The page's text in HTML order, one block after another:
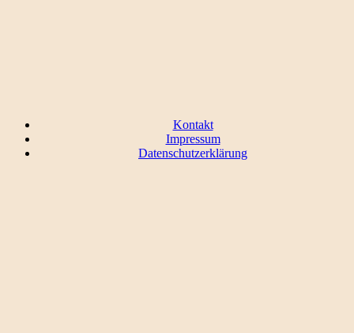
Kontakt
Impressum
Datenschutzerklärung